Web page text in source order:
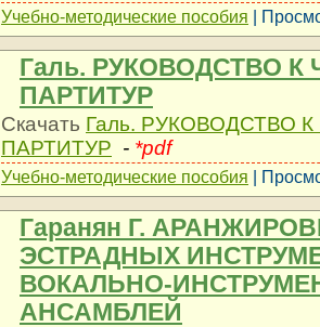
Учебно-методические пособия |
Галь. РУКОВОДСТВО
ПАРТИТУР
Скачать Галь. РУКОВОДСТВО
ПАРТИТУР - *pdf
Учебно-методические пособия |
Гаранян Г.
ЭСТРАДНЫХ
ВОКАЛЬНО-
АНСАМБЛЕЙ